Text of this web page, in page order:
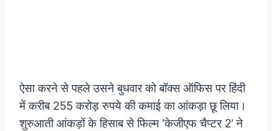
ऐसा करने से पहले उसने बुधवार को बॉक्स ऑफिस पर हिंदी
में करीब 255 करोड़ रुपये की कमाई का आंकड़ा छू लिया।
शुरुआती आंकड़ों के हिसाब से फिल्म ‘केजीएफ चैप्टर 2’ ने